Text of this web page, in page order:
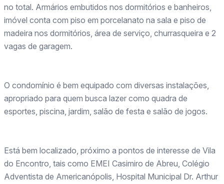
no total. Armários embutidos nos dormitórios e banheiros,
imóvel conta com piso em porcelanato na sala e piso de
madeira nos dormitórios, área de serviço, churrasqueira e 2
vagas de garagem.
O condomínio é bem equipado com diversas instalações,
apropriado para quem busca lazer como quadra de
esportes, piscina, jardim, salão de festa e salão de jogos.
Está bem localizado, próximo a pontos de interesse de Vila
do Encontro, tais como EMEI Casimiro de Abreu, Colégio
Adventista de Americanópolis, Hospital Municipal Dr. Arthur